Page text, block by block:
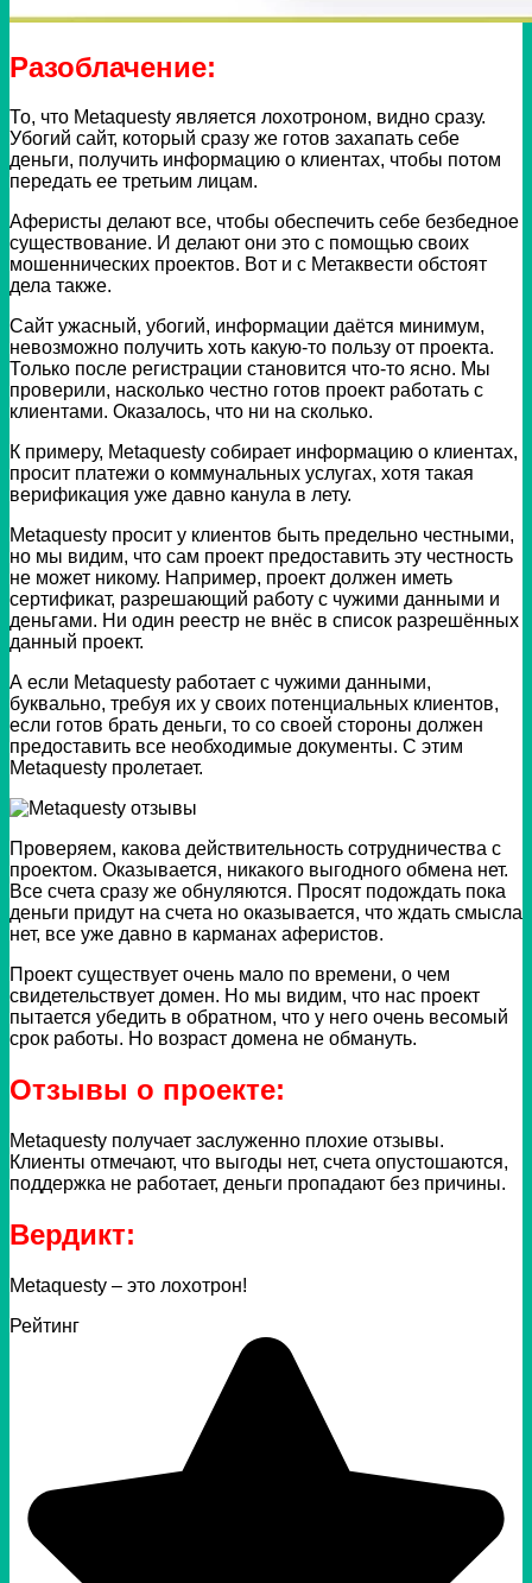
Разоблачение:
То, что Metaquesty является лохотроном, видно сразу.
Убогий сайт, который сразу же готов захапать себе
деньги, получить информацию о клиентах, чтобы потом
передать ее третьим лицам.
Аферисты делают все, чтобы обеспечить себе безбедное
существование. И делают они это с помощью своих
мошеннических проектов. Вот и с Метаквести обстоят
дела также.
Сайт ужасный, убогий, информации даётся минимум,
невозможно получить хоть какую-то пользу от проекта.
Только после регистрации становится что-то ясно. Мы
проверили, насколько честно готов проект работать с
клиентами. Оказалось, что ни на сколько.
К примеру, Metaquesty собирает информацию о клиентах,
просит платежи о коммунальных услугах, хотя такая
верификация уже давно канула в лету.
Metaquesty просит у клиентов быть предельно честными,
но мы видим, что сам проект предоставить эту честность
не может никому. Например, проект должен иметь
сертификат, разрешающий работу с чужими данными и
деньгами. Ни один реестр не внёс в список разрешённых
данный проект.
А если Metaquesty работает с чужими данными,
буквально, требуя их у своих потенциальных клиентов,
если готов брать деньги, то со своей стороны должен
предоставить все необходимые документы. С этим
Metaquesty пролетает.
Проверяем, какова действительность сотрудничества с
проектом. Оказывается, никакого выгодного обмена нет.
Все счета сразу же обнуляются. Просят подождать пока
деньги придут на счета но оказывается, что ждать смысла
нет, все уже давно в карманах аферистов.
Проект существует очень мало по времени, о чем
свидетельствует домен. Но мы видим, что нас проект
пытается убедить в обратном, что у него очень весомый
срок работы. Но возраст домена не обмануть.
Отзывы о проекте:
Metaquesty получает заслуженно плохие отзывы.
Клиенты отмечают, что выгоды нет, счета опустошаются,
поддержка не работает, деньги пропадают без причины.
Вердикт:
Metaquesty – это лохотрон!
Рейтинг